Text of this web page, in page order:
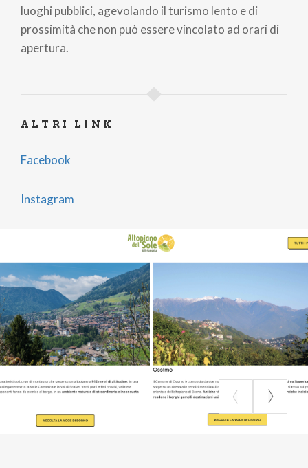
luoghi pubblici, agevolando il turismo lento e di
prossimità che non può essere vincolato ad orari di
apertura.
ALTRI LINK
Facebook
Instagram